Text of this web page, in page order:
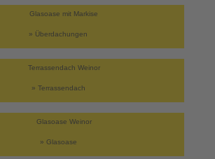
» Überdachungen
» Terrassendach
» Glasoase